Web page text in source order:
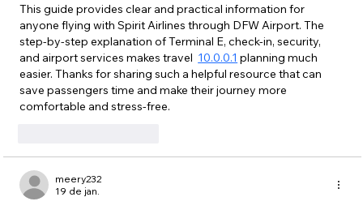
This guide provides clear and practical information for
anyone flying with Spirit Airlines through DFW Airport. The
step-by-step explanation of Terminal E, check-in, security,
and airport services makes travel 10.0.0.1 planning much
easier. Thanks for sharing such a helpful resource that can
save passengers time and make their journey more
comfortable and stress-free.
meery232
19 de jan.